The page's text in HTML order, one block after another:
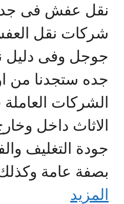
نقل عفش فى
شركات نقل
جوجل وفى
جده ستجدنا من
الشركات
الاثاث داخل
جودة التغليف
بصفة عامة
المزيد